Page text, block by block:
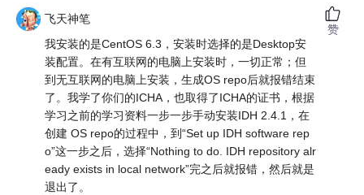
飞天神笔
我安装的是CentOS 6.3，安装时选择的是Desktop安
装配置。在有互联网的电脑上安装时，一切正常；但
到无互联网的电脑上安装，生成OS repo后就报错结束
了。我学了你们的ICHA，也取得了ICHA的证书，根据
学习之前的学习资料一步一步手动安装IDH 2.4.1，在
创建 OS repo的过程中，到“Set up IDH software rep
o”这一步之后，选择“Nothing to do. IDH repository alr
eady exists in local network”完之后就报错，然后就是
退出了。
赞